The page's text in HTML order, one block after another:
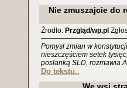
Nie zmuszajcie do
Źrodło: Przgląd/wp.pl
Pomysł zmian w
nieszczęściem setek
posłanką SLD, rozmawia
Do tekstu..